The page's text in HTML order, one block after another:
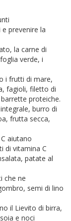
prevenire la
la carne di
verde, i
i frutti di mare,
fagioli, filetto di
proteiche.
burro di
frutta secca,
aiutano
di vitamina C
patate al
che ne
semi di lino
il Lievito di birra,
e noci